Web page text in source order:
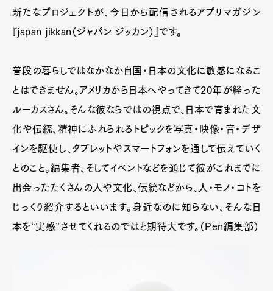
新たなプロジェクトが、今日から配信されるアプリマガジン
『japan jikkan（ジャパン ジッカン）』です。
普段の暮らしではなかなか自国・日本の文化に敏感になるこ
とはできません。アメリカから日本へやってきて20年が経った
ルーカスさん。そんな彼ならではの視点で、日本で育まれた文
化や伝統、精神にふれられるトピックを写真・映像・音・デザ
インを駆使し、タブレットやスマートフォンを通して伝えていく
とのこと。編集者、そしてイベントなどを通じて彼がこれまでに
出会ったたくさんの人や文化、伝統などから、人・モノ・コトを
じっくり紹介するといいます。身近なのに知らない、そんな日
本を“実感”させてくれるのではと期待大です。（Pen編集部）